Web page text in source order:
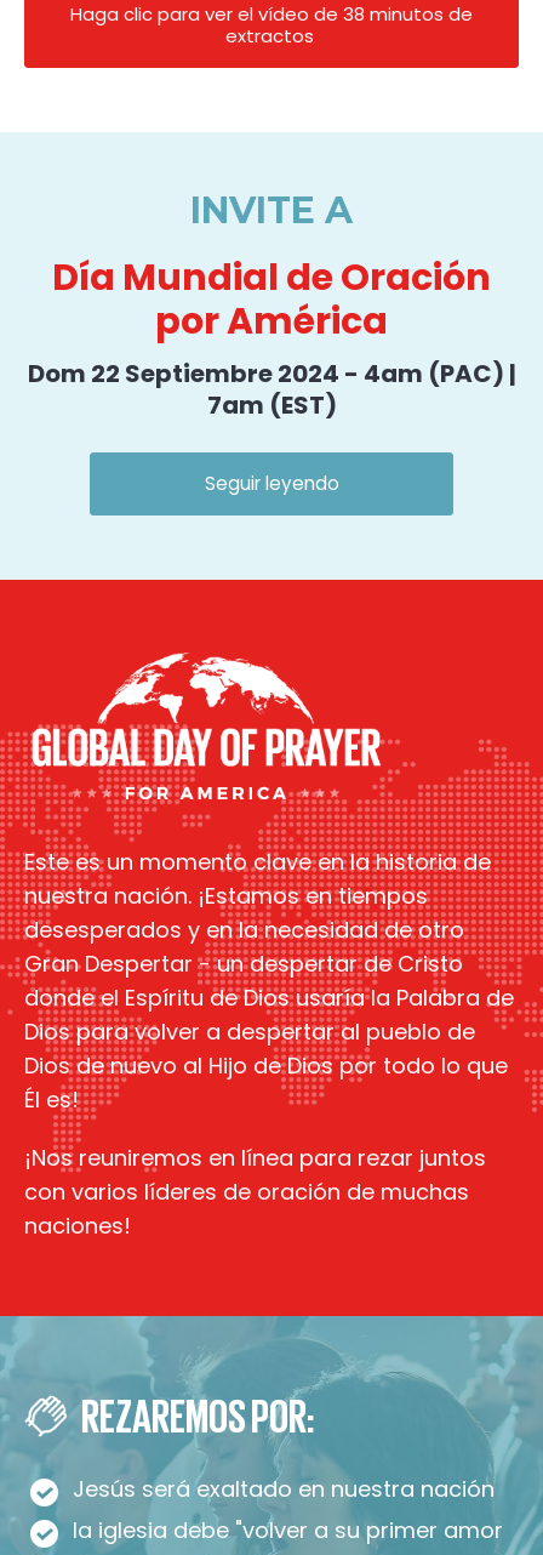
Haga clic para ver el vídeo de 38 minutos de
extractos
INVITE A
Día Mundial de Oración
por América
Dom 22 Septiembre 2024 - 4am (PAC) |
7am (EST)
Seguir leyendo
Este es un momento clave en la historia de
nuestra nación. ¡Estamos en tiempos
desesperados y en la necesidad de otro
Gran Despertar - un despertar de Cristo
donde el Espíritu de Dios usaría la Palabra de
Dios para volver a despertar al pueblo de
Dios de nuevo al Hijo de Dios por todo lo que
Él es!
¡Nos reuniremos en línea para rezar juntos
con varios líderes de oración de muchas
naciones!
REZAREMOS POR:
Jesús será exaltado en nuestra nación
la iglesia debe "volver a su primer amor